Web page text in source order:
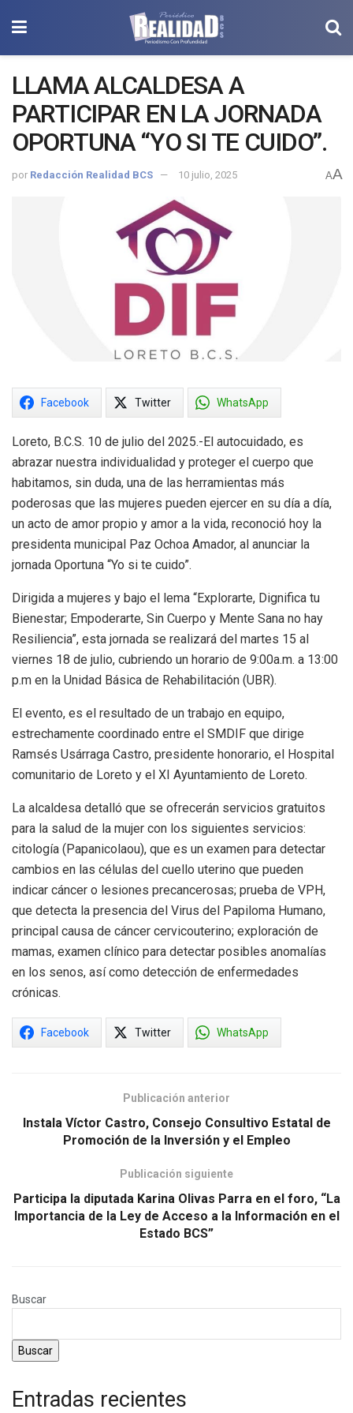
LLAMA ALCALDESA A
PARTICIPAR EN LA JORNADA
OPORTUNA “YO SI TE CUIDO”.
por Redacción Realidad BCS 10 julio, 2025 AA
Facebook Twitter WhatsApp
Loreto, B.C.S. 10 de julio del 2025.-El autocuidado, es
abrazar nuestra individualidad y proteger el cuerpo que
habitamos, sin duda, una de las herramientas más
poderosas que las mujeres pueden ejercer en su día a día,
un acto de amor propio y amor a la vida, reconoció hoy la
presidenta municipal Paz Ochoa Amador, al anunciar la
jornada Oportuna “Yo si te cuido”.
Dirigida a mujeres y bajo el lema “Explorarte, Dignifica tu
Bienestar; Empoderarte, Sin Cuerpo y Mente Sana no hay
Resiliencia”, esta jornada se realizará del martes 15 al
viernes 18 de julio, cubriendo un horario de 9:00a.m. a 13:00
p.m en la Unidad Básica de Rehabilitación (UBR).
El evento, es el resultado de un trabajo en equipo,
estrechamente coordinado entre el SMDIF que dirige
Ramsés Usárraga Castro, presidente honorario, el Hospital
comunitario de Loreto y el XI Ayuntamiento de Loreto.
La alcaldesa detalló que se ofrecerán servicios gratuitos
para la salud de la mujer con los siguientes servicios:
citología (Papanicolaou), que es un examen para detectar
cambios en las células del cuello uterino que pueden
indicar cáncer o lesiones precancerosas; prueba de VPH,
que detecta la presencia del Virus del Papiloma Humano,
principal causa de cáncer cervicouterino; exploración de
mamas, examen clínico para detectar posibles anomalías
en los senos, así como detección de enfermedades
crónicas.
Facebook Twitter WhatsApp
Publicación anterior
Instala Víctor Castro, Consejo Consultivo Estatal de
Promoción de la Inversión y el Empleo
Publicación siguiente
Participa la diputada Karina Olivas Parra en el foro, “La
Importancia de la Ley de Acceso a la Información en el
Estado BCS”
Buscar
Buscar
Entradas recientes